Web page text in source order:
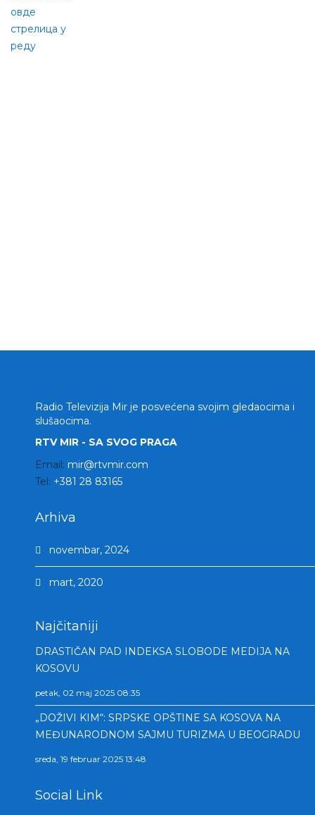
Radio Televizija Mir je posvećena svojim gledaocima i
slušaocima.
RTV MIR - SA SVOG PRAGA
Email: mir@rtvmir.com
Tel: +381 28 83165
Arhiva
novembar, 2024
mart, 2020
Najčitaniji
DRASTIČAN PAD INDEKSA SLOBODE MEDIJA NA
KOSOVU
petak, 02 maj 2025 08:35
„DOŽIVI KIM“: SRPSKE OPŠTINE SA KOSOVA NA
MEĐUNARODNOM SAJMU TURIZMA U BEOGRADU
sreda, 19 februar 2025 13:48
Social Link